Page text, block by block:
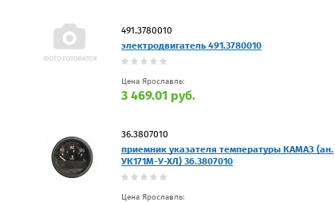
491.3780010
электродвигатель 491.3780010
Цена Ярославль:
3 469.01 руб.
36.3807010
приемник указателя температуры КАМАЗ (ан.
УК171М-У-ХЛ) 36.3807010
Цена Ярославль: